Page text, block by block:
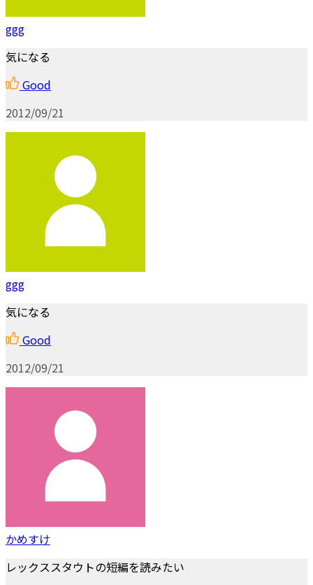
ggg
気になる
Good
2012/09/21
ggg
気になる
Good
2012/09/21
かめすけ
レックススタウトの短編を読みたい